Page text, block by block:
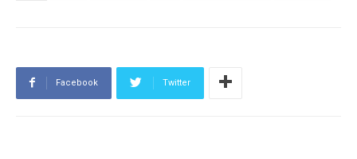
Facebook Twitter